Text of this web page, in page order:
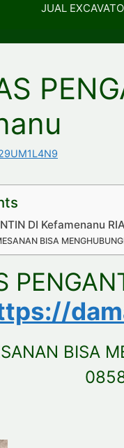
JUAL
DI Kefamenanu
BISA
BISA